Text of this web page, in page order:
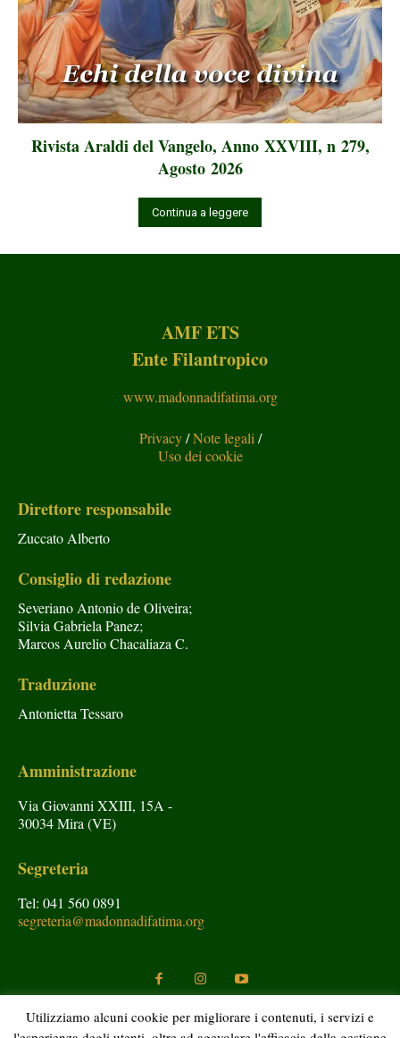
Rivista Araldi del Vangelo, Anno XXVIII, n 279,
Agosto 2026
Continua a leggere
AMF ETS
Ente Filantropico
www.madonnadifatima.org
Privacy/Note legali /
Uso dei cookie
Direttore responsabile
Zuccato Alberto
Consiglio di redazione
Severiano Antonio de Oliveira;
Silvia Gabriela Panez;
Marcos Aurelio Chacaliaza C.
Traduzione
Antonietta Tessaro
Amministrazione
Via Giovanni XXIII, 15A -
30034 Mira (VE)
Segreteria
Tel: 041 560 0891
segreteria@madonnadifatima.org
Utilizziamo alcuni cookie per migliorare i contenuti, i servizi e